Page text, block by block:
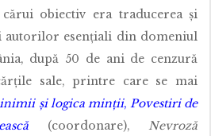
obiectiv era traducerea și
autorilor esențiali din domeniul
după 50 de ani de cenzură
sale, printre care se mai
şi logica minţii, Povestiri de
(coordonare),
Nevroză